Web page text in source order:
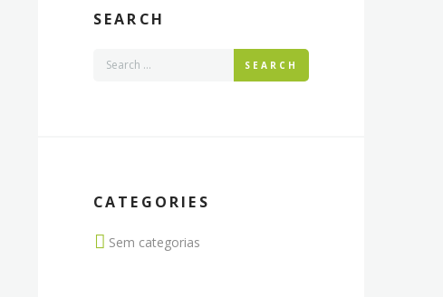
SEARCH
SEARCH
CATEGORIES
Sem categorias